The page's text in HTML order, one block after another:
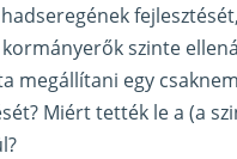
fejlesztését,
szinte
megállítani egy
Miért tették le a (a